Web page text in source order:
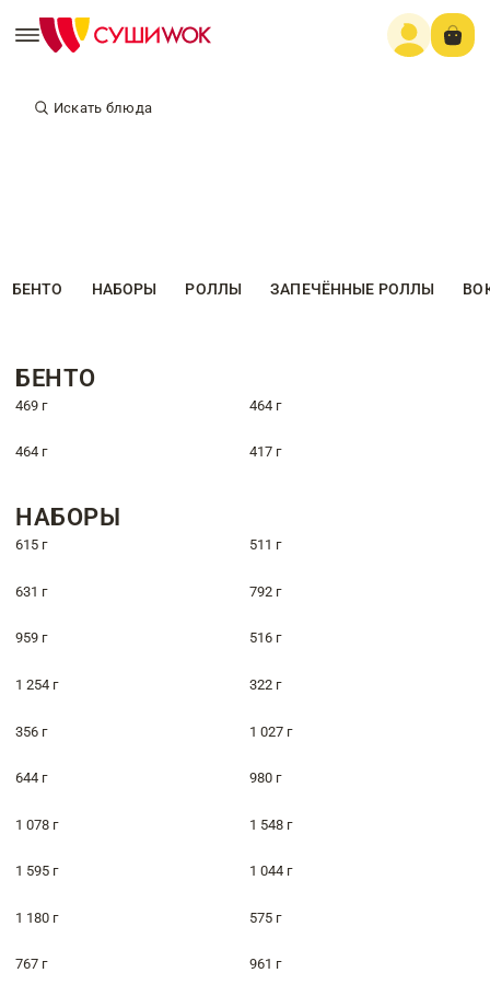
Искать блюда
БЕНТО НАБОРЫ РОЛЛЫ ЗАПЕЧЁННЫЕ РОЛЛЫ
БЕНТО
469 г 464 г
464 г 417 г
НАБОРЫ
615 г 511 г
631 г 792 г
959 г 516 г
1 254 г 322 г
356 г 1 027 г
644 г 980 г
1 078 г 1 548 г
1 595 г 1 044 г
1 180 г 575 г
767 г 961 г